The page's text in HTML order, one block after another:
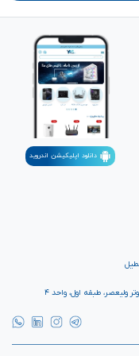
دانلود اپلیکیشن اندروید